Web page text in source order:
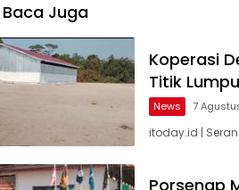
Baca Juga
Koperasi
Titik
News 7
itoday.id |
Porsenap